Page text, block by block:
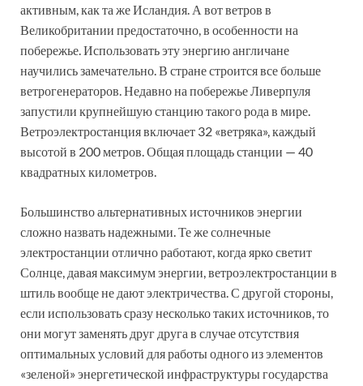
активным, как та же Исландия. А вот ветров в
Великобритании предостаточно, в особенности на
побережье. Использовать эту энергию англичане
научились замечательно. В стране строится все больше
ветрогенераторов. Недавно на побережье Ливерпуля
запустили крупнейшую станцию такого рода в мире.
Ветроэлектростанция включает 32 «ветряка», каждый
высотой в 200 метров. Общая площадь станции — 40
квадратных километров.
Большинство альтернативных источников энергии
сложно назвать надежными. Те же солнечные
электростанции отлично работают, когда ярко светит
Солнце, давая максимум энергии, ветроэлектростанции в
штиль вообще не дают электричества. С другой стороны,
если использовать сразу несколько таких источников, то
они могут заменять друг друга в случае отсутствия
оптимальных условий для работы одного из элементов
«зеленой» энергетической инфраструктуры государства